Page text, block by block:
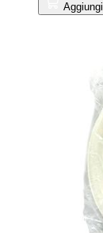
Aggiungi